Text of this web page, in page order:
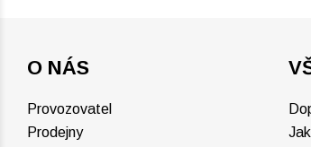
O NÁS
Provozovatel
Prodejny